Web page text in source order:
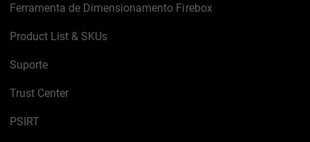
Ferramenta de Dimensionamento Firebox
Product List & SKUs
Suporte
Trust Center
PSIRT